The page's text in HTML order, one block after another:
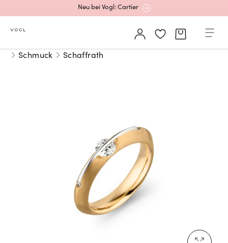
Neu bei Vogl: Cartier
Mehr erfahren: Ikonische Uhren von Cartier
Neu bei Vogl: Uhren von Grand Seiko
Neu bei Vogl: Cartier
Schmuck Schaffrath